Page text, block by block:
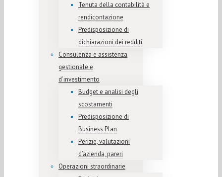
Tenuta della contabilità e
rendicontazione
Predisposizione di
dichiarazioni dei redditi
Consulenza e assistenza
gestionale e
d’investimento
Budget e analisi degli
scostamenti
Predisposizione di
Business Plan
Perizie, valutazioni
d’azienda, pareri
Operazioni straordinarie